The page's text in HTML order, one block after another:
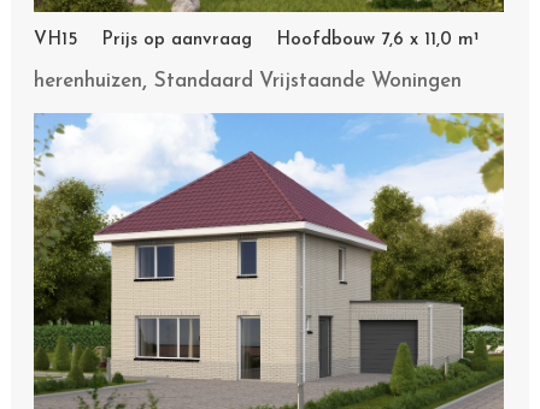
VH15 Prijs op aanvraag Hoofdbouw 7,6 x 11,0 m¹
herenhuizen,Standaard Vrijstaande Woningen